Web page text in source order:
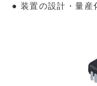
装置の設計・量産